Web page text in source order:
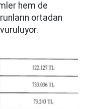
hem de
ortadan